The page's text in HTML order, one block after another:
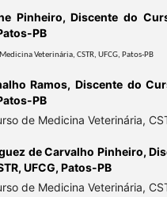
Pinheiro,Discente do
PB
Veterinária, CSTR, UFCG, Patos-PB
Ramos, Discente do
PB
de Medicina Veterinária,
de Carvalho Pinheiro,
UFCG, Patos-PB
de Medicina Veterinária,